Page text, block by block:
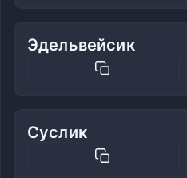
Эдельвейсик
Суслик